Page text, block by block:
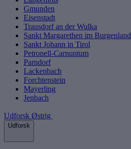
Gmunden
Eisenstadt
Trausdorf an der Wulka
Sankt Margarethen im Burgenland
Sankt Johann in Tirol
Petronell-Carnuntum
Parndorf
Lackenbach
Forchtenstein
Mayerling
Jenbach
Udforsk Østrig
Udforsk